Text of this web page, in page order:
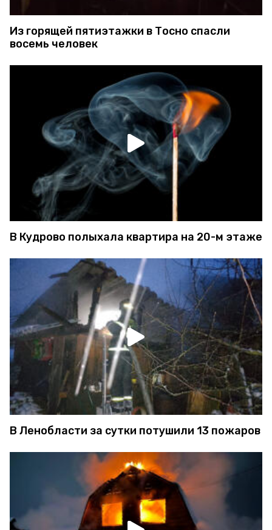
Из горящей пятиэтажки в Тосно спасли
восемь человек
В Кудрово полыхала квартира на 20-м этаже
В Ленобласти за сутки потушили 13 пожаров